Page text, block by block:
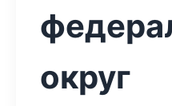
округ